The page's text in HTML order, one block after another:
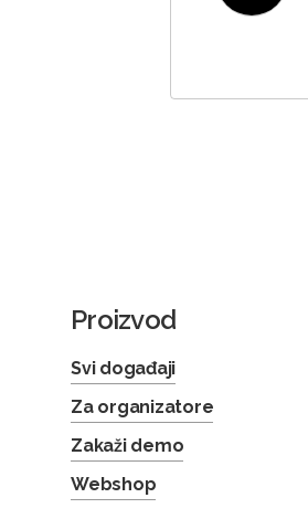
Proizvod
Svi događaji
Za organizatore
Zakaži demo
Webshop